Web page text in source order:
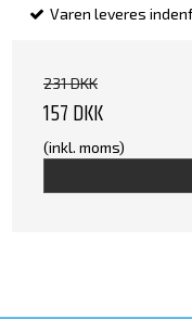
Varen leveres
231 DKK
157 DKK
(inkl. moms)